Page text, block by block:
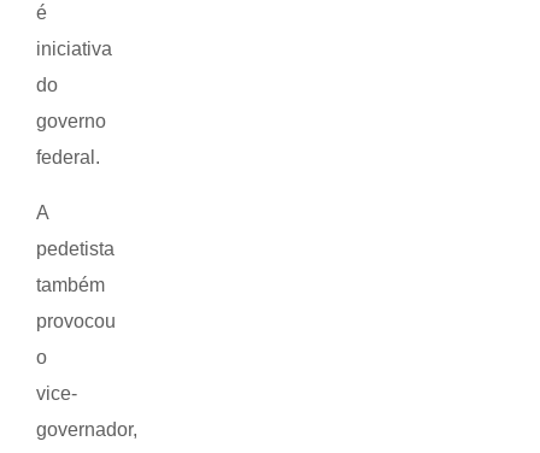
é
iniciativa
do
governo
federal.
A
pedetista
também
provocou
o
vice-
governador,